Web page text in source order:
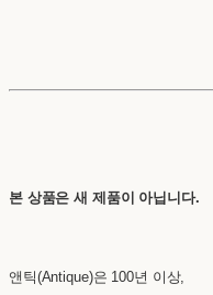
본 상품은 새 제품이 아닙니다.
앤틱(Antique)은 100년 이상,